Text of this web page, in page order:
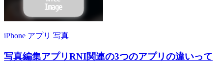
iPhone アプリ 写真
写真編集アプリRNI関連の3つのアプリの違いって